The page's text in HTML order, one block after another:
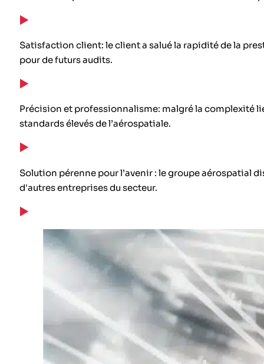
Satisfaction client: le client a salué la rapidité de la
pour de futurs audits.
Précision et professionnalisme: malgré la complexité
standards élevés de l’aérospatiale.
Solution pérenne pour l’avenir : le groupe aérospatial
d'autres entreprises du secteur.